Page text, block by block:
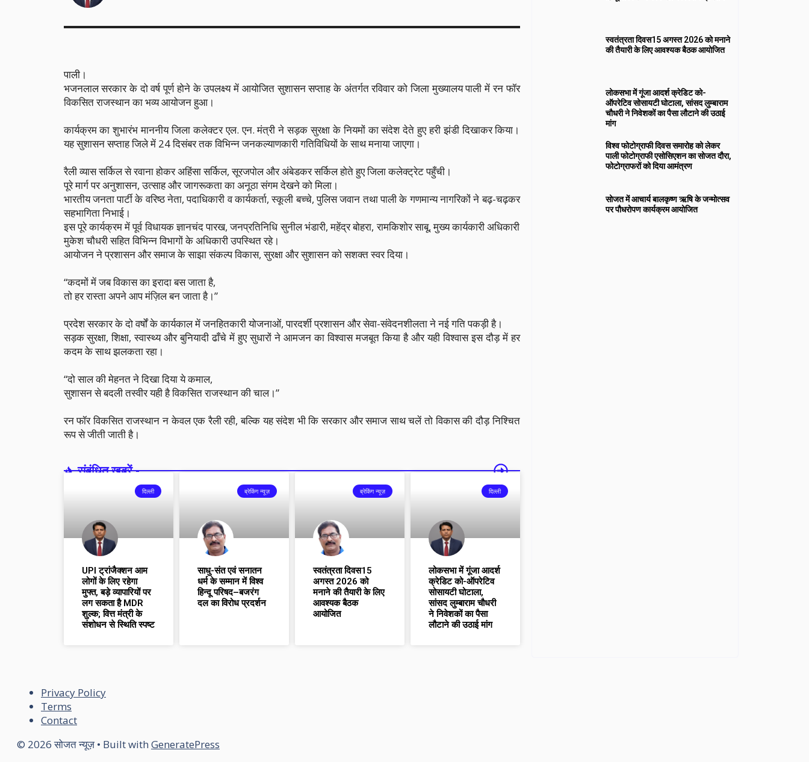
पाली।
भजनलाल सरकार के दो वर्ष पूर्ण होने के उपलक्ष्य में आयोजित सुशासन सप्ताह के अंतर्गत रविवार को जिला मुख्यालय पाली में रन फॉर
विकसित राजस्थान का भव्य आयोजन हुआ।
कार्यक्रम का शुभारंभ माननीय जिला कलेक्टर एल. एन. मंत्री ने सड़क सुरक्षा के नियमों का संदेश देते हुए हरी झंडी दिखाकर किया।
यह सुशासन सप्ताह जिले में 24 दिसंबर तक विभिन्न जनकल्याणकारी गतिविधियों के साथ मनाया जाएगा।
रैली व्यास सर्किल से रवाना होकर अहिंसा सर्किल, सूरजपोल और अंबेडकर सर्किल होते हुए जिला कलेक्ट्रेट पहुँची।
पूरे मार्ग पर अनुशासन, उत्साह और जागरूकता का अनूठा संगम देखने को मिला।
भारतीय जनता पार्टी के वरिष्ठ नेता, पदाधिकारी व कार्यकर्ता, स्कूली बच्चे, पुलिस जवान तथा पाली के गणमान्य नागरिकों ने बढ़-चढ़कर
सहभागिता निभाई।
इस पूरे कार्यक्रम में पूर्व विधायक ज्ञानचंद पारख, जनप्रतिनिधि सुनील भंडारी, महेंद्र बोहरा, रामकिशोर साबू, मुख्य कार्यकारी अधिकारी
मुकेश चौधरी सहित विभिन्न विभागों के अधिकारी उपस्थित रहे।
आयोजन ने प्रशासन और समाज के साझा संकल्प विकास, सुरक्षा और सुशासन को सशक्त स्वर दिया।
“कदमों में जब विकास का इरादा बस जाता है,
तो हर रास्ता अपने आप मंज़िल बन जाता है।”
प्रदेश सरकार के दो वर्षों के कार्यकाल में जनहितकारी योजनाओं, पारदर्शी प्रशासन और सेवा-संवेदनशीलता ने नई गति पकड़ी है।
सड़क सुरक्षा, शिक्षा, स्वास्थ्य और बुनियादी ढाँचे में हुए सुधारों ने आमजन का विश्वास मजबूत किया है और यही विश्वास इस दौड़ में हर
कदम के साथ झलकता रहा।
“दो साल की मेहनत ने दिखा दिया ये कमाल,
सुशासन से बदली तस्वीर यही है विकसित राजस्थान की चाल।”
रन फॉर विकसित राजस्थान न केवल एक रैली रही, बल्कि यह संदेश भी कि सरकार और समाज साथ चलें तो विकास की दौड़ निश्चित
रूप से जीती जाती है।
संबंधित खबरें -
दिल्ली
UPI ट्रांजैक्शन आम
लोगों के लिए रहेगा
मुफ्त, बड़े व्यापारियों पर
लग सकता है MDR
शुल्क; वित्त मंत्री के
संशोधन से स्थिति स्पष्ट
ब्रेकिंग न्यूज़
साधु-संत एवं सनातन
धर्म के सम्मान में विश्व
हिन्दू परिषद–बजरंग
दल का विरोध प्रदर्शन
ब्रेकिंग न्यूज़
स्वतंत्रता दिवस15
अगस्त 2026 को
मनाने की तैयारी के लिए
आवश्यक बैठक
आयोजित
दिल्ली
लोकसभा में गूंजा आदर्श
क्रेडिट को-ऑपरेटिव
सोसायटी घोटाला,
सांसद लुम्बाराम चौधरी
ने निवेशकों का पैसा
लौटाने की उठाई मांग
स्वतंत्रता दिवस15 अगस्त 2026 को मनाने
की तैयारी के लिए आवश्यक बैठक आयोजित
लोकसभा में गूंजा आदर्श क्रेडिट को-
ऑपरेटिव सोसायटी घोटाला, सांसद लुम्बाराम
चौधरी ने निवेशकों का पैसा लौटाने की उठाई
मांग
विश्व फोटोग्राफी दिवस समारोह को लेकर
पाली फोटोग्राफी एसोसिएशन का सोजत दौरा,
फोटोग्राफरों को दिया आमंत्रण
सोजत में आचार्य बालकृष्ण ऋषि के जन्मोत्सव
पर पौधरोपण कार्यक्रम आयोजित
Privacy Policy
Terms
Contact
© 2026 सोजत न्यूज़ • Built with GeneratePress